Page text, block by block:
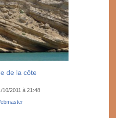
de la côte
10/2011 à 21:48